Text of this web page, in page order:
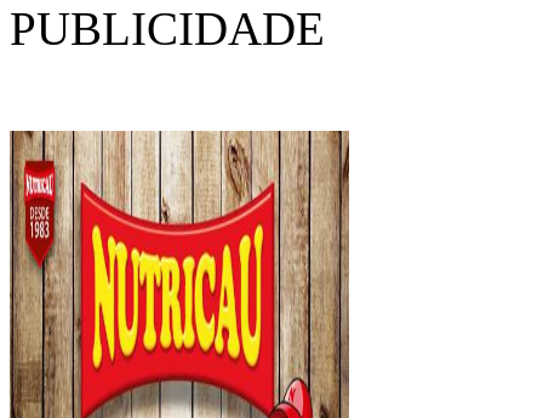
PUBLICIDADE